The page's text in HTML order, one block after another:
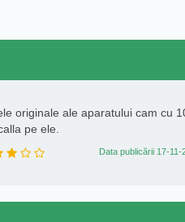
originale ale aparatului cam cu
pe ele.
Data publicării 17-11-